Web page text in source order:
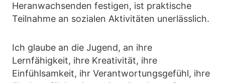
Heranwachsenden festigen, ist praktische
Teilnahme an sozialen Aktivitäten unerlässlich.
Ich glaube an die Jugend, an ihre
Lernfähigkeit, ihre Kreativität, ihre
Einfühlsamkeit, ihr Verantwortungsgefühl, ihre